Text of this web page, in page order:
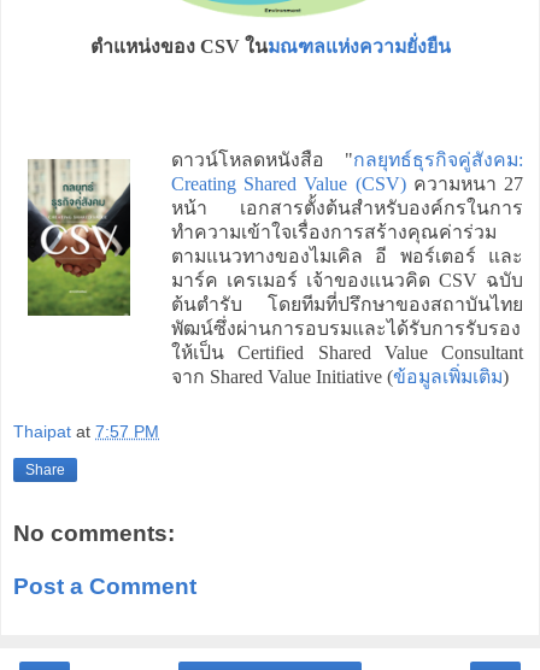
ตำแหน่งของ CSV ในมณฑลแห่งความยั่งยืน
ดาวน์โหลดหนังสือ "กลยุทธ์ธุรกิจคู่สังคม:
Creating Shared Value (CSV)ความหนา 27
หน้า เอกสารตั้งต้นสำหรับองค์กรในการ
ทำความเข้าใจเรื่องการสร้างคุณค่าร่วม
ตามแนวทางของไมเคิล อี พอร์เตอร์ และ
มาร์ค เครเมอร์ เจ้าของแนวคิด CSV ฉบับ
ต้นตำรับ โดยทีมที่ปรึกษาของสถาบันไทย
พัฒน์ซึ่งผ่านการอบรมและได้รับการรับรอง
ให้เป็น Certified Shared Value Consultant
จาก Shared Value Initiative (ข้อมูลเพิ่มเติม)
Thaipat at 7:57 PM
Share
No comments:
Post a Comment